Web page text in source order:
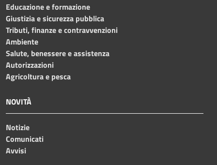
Educazione e formazione
Giustizia e sicurezza pubblica
Tributi, finanze e contravvenzioni
Ambiente
Salute, benessere e assistenza
Autorizzazioni
Agricoltura e pesca
NOVITÀ
Notizie
Comunicati
Avvisi